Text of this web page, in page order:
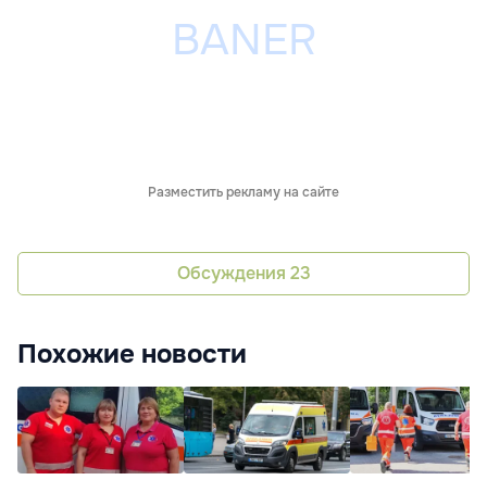
Разместить рекламу на сайте
Обсуждения 23
Похожие новости